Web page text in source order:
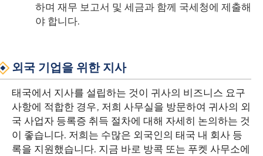
하며 재무 보고서 및 세금과 함께 국세청에 제출해
야 합니다.
외국 기업을 위한 지사
태국에서 지사를 설립하는 것이 귀사의 비즈니스 요구
사항에 적합한 경우, 저희 사무실을 방문하여 귀사의 외
국 사업자 등록증 취득 절차에 대해 자세히 논의하는 것
이 좋습니다. 저희는 수많은 외국인의 태국 내 회사 등
록을 지원했습니다. 지금 바로 방콕 또는 푸켓 사무소에